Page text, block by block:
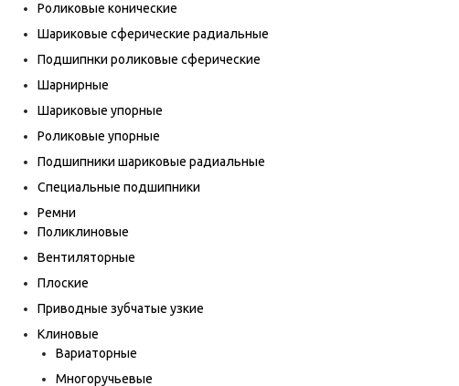
Роликовые конические
Шариковые сферические радиальные
Подшипнки роликовые сферические
Шарнирные
Шариковые упорные
Роликовые упорные
Подшипники шариковые радиальные
Специальные подшипники
Ремни
Поликлиновые
Вентиляторные
Плоские
Приводные зубчатые узкие
Клиновые
Вариаторные
Многоручьевые